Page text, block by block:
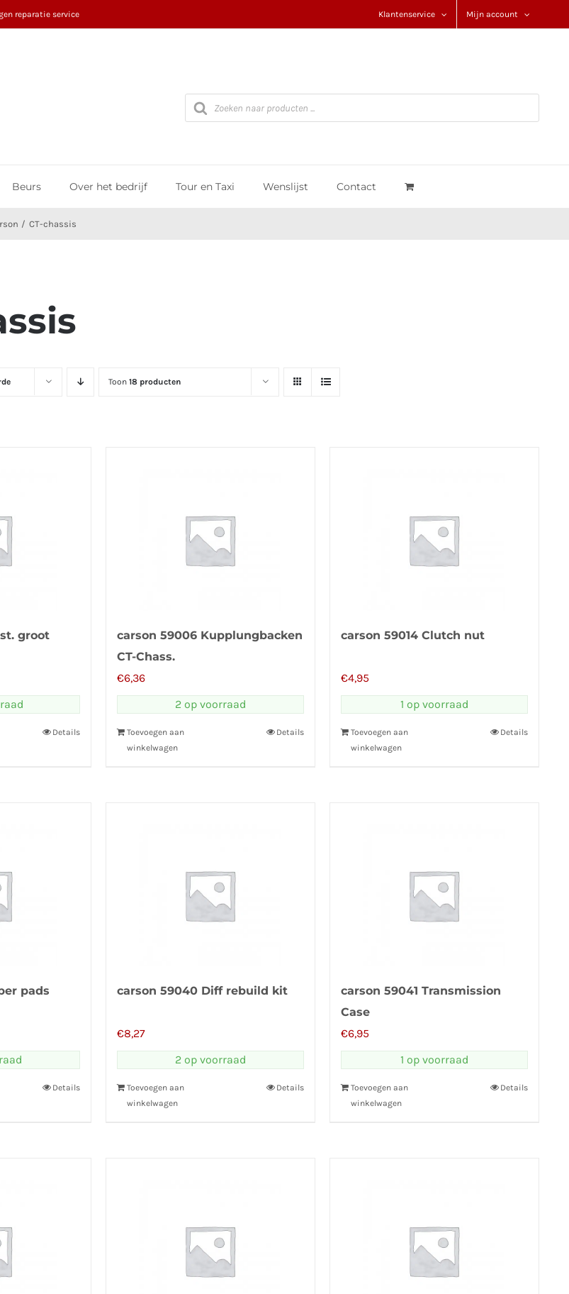
reparatie service Klantenservice Mijn account
Producten
zoeken
Beurs Over het bedrijf Tour en Taxi Wenslijst Contact
CT-chassis
Toon18 producten
groot
Details
carson 59006 Kupplungbacken
CT-Chass.
€6,36
2 op voorraad
Toevoegen aan
winkelwagen
Details
carson 59014 Clutch nut
€4,95
1 op voorraad
Toevoegen aan
winkelwagen
Details
pads
Details
carson 59040 Diff rebuild kit
€8,27
2 op voorraad
Toevoegen aan
winkelwagen
Details
carson 59041 Transmission
Case
€6,95
1 op voorraad
Toevoegen aan
winkelwagen
Details